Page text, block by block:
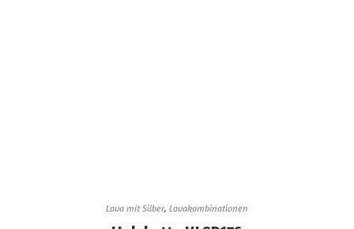
Lava mit Silber, Lavakombinationen